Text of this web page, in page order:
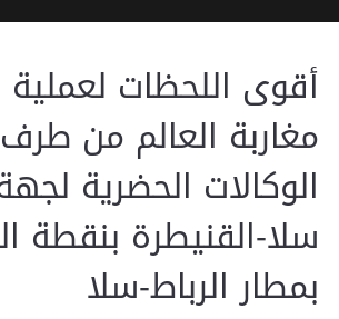
أقوى اللحظات
مغاربة العالم من طرف
الوكالات الحضرية
سلا-القنيطرة بنقطة
بمطار الرباط-سلا